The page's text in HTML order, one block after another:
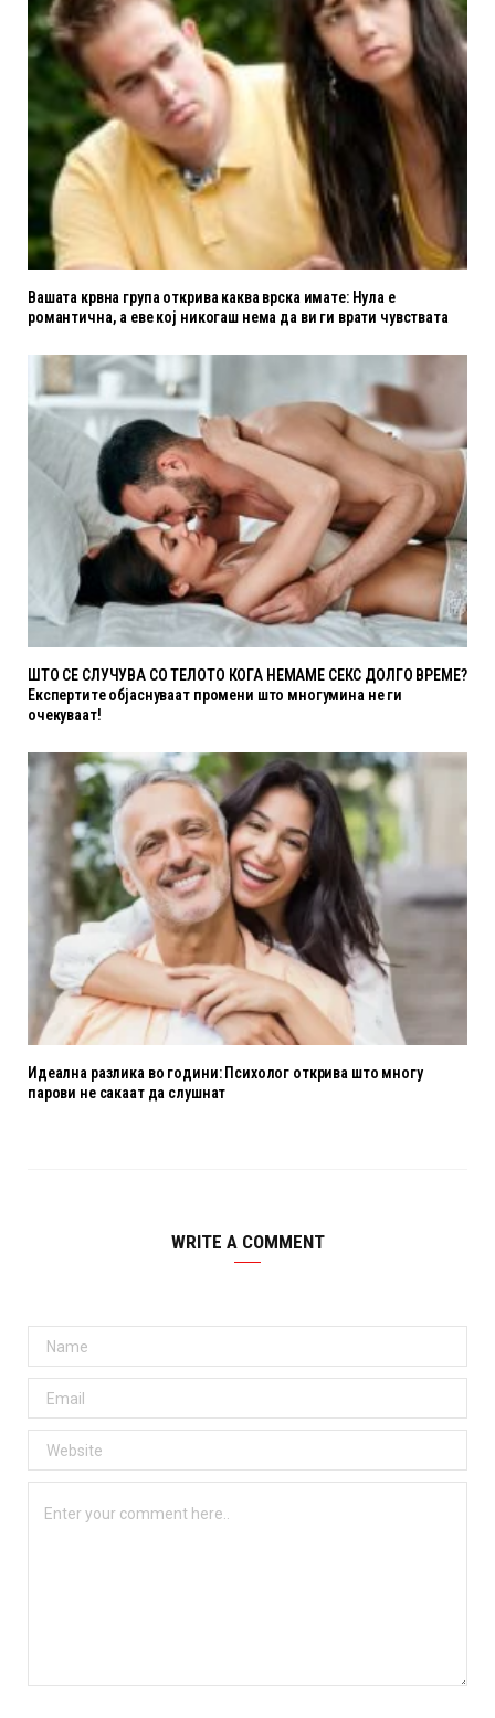
Вашата крвна група открива каква врска имате: Нула е
романтична, а еве кој никогаш нема да ви ги врати чувствата
ШТО СЕ СЛУЧУВА СО ТЕЛОТО КОГА НЕМАМЕ СЕКС ДОЛГО ВРЕМЕ?
Експертите објаснуваат промени што многумина не ги
очекуваат!
Идеална разлика во години: Психолог открива што многу
парови не сакаат да слушнат
WRITE A COMMENT